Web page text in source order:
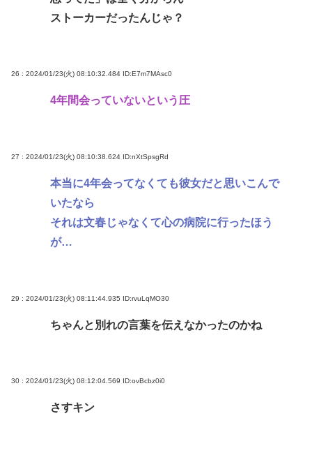
ストーカーだったんじゃ？
26 : 2024/01/23(火) 08:10:32.484 ID:E7m7MAsc0
4年間会っていないという圧
27 : 2024/01/23(火) 08:10:38.624 ID:nXtSpsgRd
本当に4年会ってなくても彼女だと思いこんで
いたなら
それは文春じゃなくて心の病院に行ったほう
が…
29 : 2024/01/23(火) 08:11:44.935 ID:rvuLqMO30
ちゃんと別れの言葉を伝えなかったのかね
30 : 2024/01/23(火) 08:12:04.569 ID:ovBcbz0i0
さすキン